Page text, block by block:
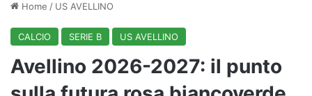
Home / US AVELLINO
CALCIO SERIE B US AVELLINO
Avellino 2026-2027: il punto